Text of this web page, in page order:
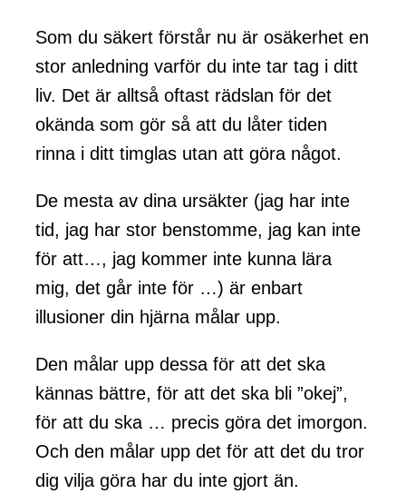
Som du säkert förstår nu är osäkerhet en
stor anledning varför du inte tar tag i ditt
liv. Det är alltså oftast rädslan för det
okända som gör så att du låter tiden
rinna i ditt timglas utan att göra något.
De mesta av dina ursäkter (jag har inte
tid, jag har stor benstomme, jag kan inte
för att…, jag kommer inte kunna lära
mig, det går inte för …) är enbart
illusioner din hjärna målar upp.
Den målar upp dessa för att det ska
kännas bättre, för att det ska bli ”okej”,
för att du ska … precis göra det imorgon.
Och den målar upp det för att det du tror
dig vilja göra har du inte gjort än.